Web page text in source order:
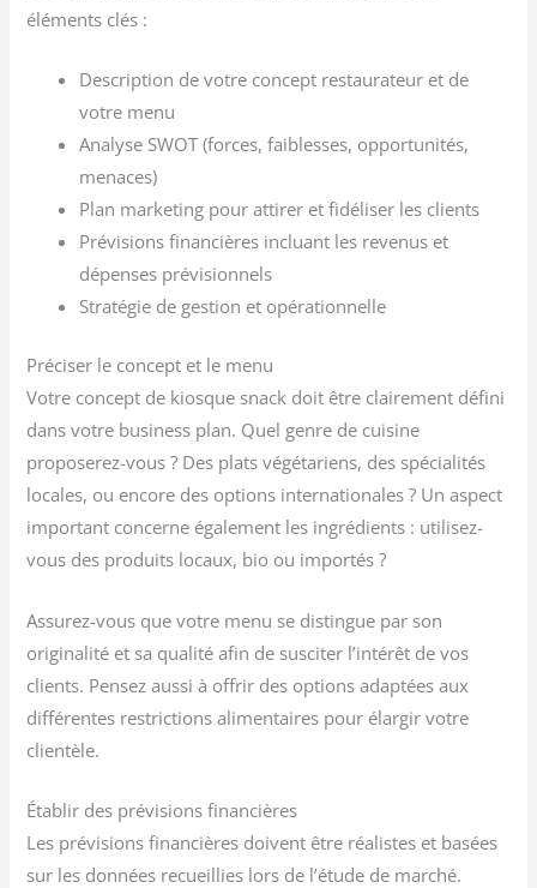
éléments clés :
Description de votre concept restaurateur et de
votre menu
Analyse SWOT (forces, faiblesses, opportunités,
menaces)
Plan marketing pour attirer et fidéliser les clients
Prévisions financières incluant les revenus et
dépenses prévisionnels
Stratégie de gestion et opérationnelle
Préciser le concept et le menu
Votre concept de kiosque snack doit être clairement défini
dans votre business plan. Quel genre de cuisine
proposerez-vous ? Des plats végétariens, des spécialités
locales, ou encore des options internationales ? Un aspect
important concerne également les ingrédients : utilisez-
vous des produits locaux, bio ou importés ?
Assurez-vous que votre menu se distingue par son
originalité et sa qualité afin de susciter l’intérêt de vos
clients. Pensez aussi à offrir des options adaptées aux
différentes restrictions alimentaires pour élargir votre
clientèle.
Établir des prévisions financières
Les prévisions financières doivent être réalistes et basées
sur les données recueillies lors de l’étude de marché.